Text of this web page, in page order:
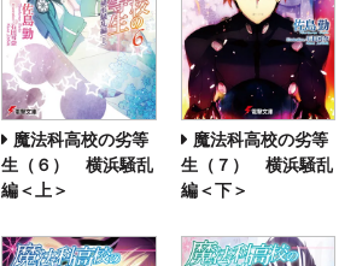
魔法科高校の劣等
生（６） 横浜騒乱
編＜上＞
魔法科高校の劣等
生（７） 横浜騒乱
編＜下＞